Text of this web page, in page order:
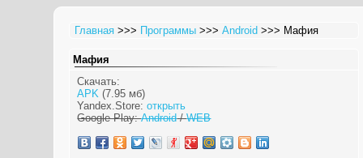
Главная >>> Программы >>>Android >>> Мафия
Мафия
Скачать:
APK (7.95 мб)
Yandex.Store:открыть
Google Play:Android/WEB